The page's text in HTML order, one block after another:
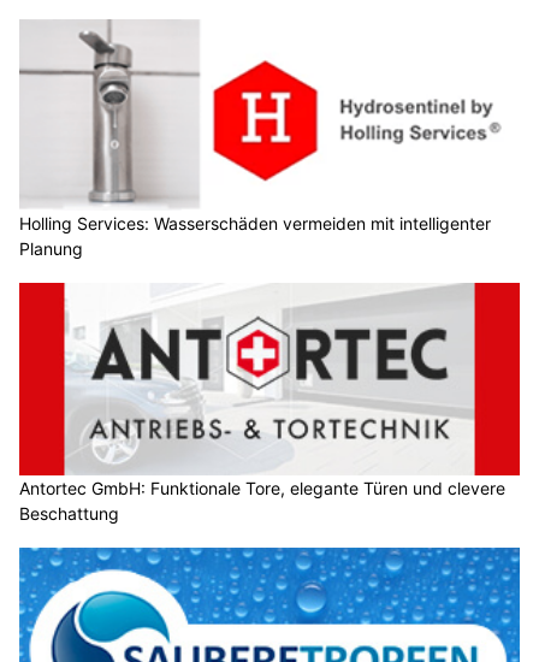
Holling Services: Wasserschäden vermeiden mit intelligenter
Planung
Antortec GmbH: Funktionale Tore, elegante Türen und clevere
Beschattung